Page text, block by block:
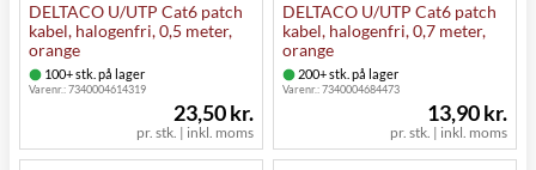
DELTACO U/UTP Cat6 patch
kabel, halogenfri, 0,5 meter,
orange
100+ stk. på lager
Varenr.:7340004614319
pr. stk. | inkl. moms
23,50 kr.
DELTACO U/UTP Cat6 patch
kabel, halogenfri, 0,7 meter,
orange
200+ stk. på lager
Varenr.:7340004684473
pr. stk. | inkl. moms
13,90 kr.